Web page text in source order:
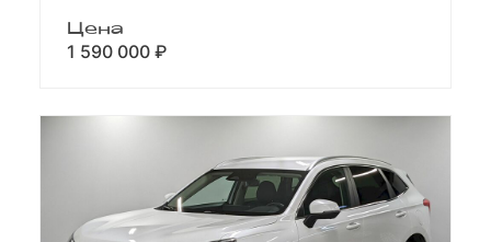
Цена
1 590 000 ₽